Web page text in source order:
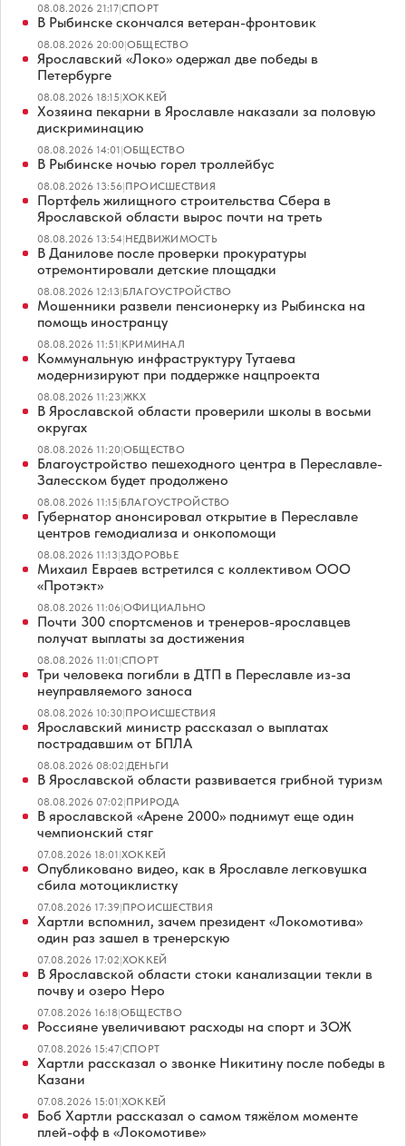
08.08.2026 21:17|СПОРТ
В Рыбинске скончался ветеран-фронтовик
08.08.2026 20:00|ОБЩЕСТВО
Ярославский «Локо» одержал две победы в
Петербурге
08.08.2026 18:15|ХОККЕЙ
Хозяина пекарни в Ярославле наказали за половую
дискриминацию
08.08.2026 14:01|ОБЩЕСТВО
В Рыбинске ночью горел троллейбус
08.08.2026 13:56|ПРОИСШЕСТВИЯ
Портфель жилищного строительства Сбера в
Ярославской области вырос почти на треть
08.08.2026 13:54|НЕДВИЖИМОСТЬ
В Данилове после проверки прокуратуры
отремонтировали детские площадки
08.08.2026 12:13|БЛАГОУСТРОЙСТВО
Мошенники развели пенсионерку из Рыбинска на
помощь иностранцу
08.08.2026 11:51|КРИМИНАЛ
Коммунальную инфраструктуру Тутаева
модернизируют при поддержке нацпроекта
08.08.2026 11:23|ЖКХ
В Ярославской области проверили школы в восьми
округах
08.08.2026 11:20|ОБЩЕСТВО
Благоустройство пешеходного центра в Переславле-
Залесском будет продолжено
08.08.2026 11:15|БЛАГОУСТРОЙСТВО
Губернатор анонсировал открытие в Переславле
центров гемодиализа и онкопомощи
08.08.2026 11:13|ЗДОРОВЬЕ
Михаил Евраев встретился с коллективом ООО
«Протэкт»
08.08.2026 11:06|ОФИЦИАЛЬНО
Почти 300 спортсменов и тренеров-ярославцев
получат выплаты за достижения
08.08.2026 11:01|СПОРТ
Три человека погибли в ДТП в Переславле из-за
неуправляемого заноса
08.08.2026 10:30|ПРОИСШЕСТВИЯ
Ярославский министр рассказал о выплатах
пострадавшим от БПЛА
08.08.2026 08:02|ДЕНЬГИ
В Ярославской области развивается грибной туризм
08.08.2026 07:02|ПРИРОДА
В ярославской «Арене 2000» поднимут еще один
чемпионский стяг
07.08.2026 18:01|ХОККЕЙ
Опубликовано видео, как в Ярославле легковушка
сбила мотоциклистку
07.08.2026 17:39|ПРОИСШЕСТВИЯ
Хартли вспомнил, зачем президент «Локомотива»
один раз зашел в тренерскую
07.08.2026 17:02|ХОККЕЙ
В Ярославской области стоки канализации текли в
почву и озеро Неро
07.08.2026 16:18|ОБЩЕСТВО
Россияне увеличивают расходы на спорт и ЗОЖ
07.08.2026 15:47|СПОРТ
Хартли рассказал о звонке Никитину после победы в
Казани
07.08.2026 15:01|ХОККЕЙ
Боб Хартли рассказал о самом тяжёлом моменте
плей-офф в «Локомотиве»